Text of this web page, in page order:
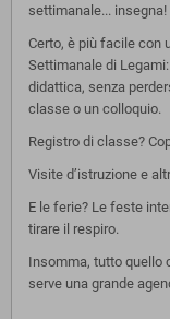
settimanale... insegna!
Certo, è più facile con
Settimanale di
didattica, senza
classe o un colloquio.
Registro di classe?
Visite d’istruzione e
E le ferie? Le feste
tirare il respiro.
Insomma, tutto quello
serve una grande